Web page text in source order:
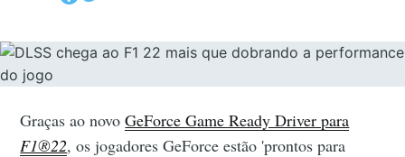
Graças ao novoGeForce Game Ready Driver para
F1®22, os jogadores GeForce estão 'prontos para